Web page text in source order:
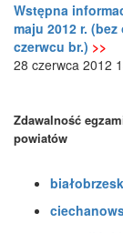
Wstępna
maju 2012 r.
czerwcu br.) >>
28 czerwca 2012
Zdawalność
powiatów